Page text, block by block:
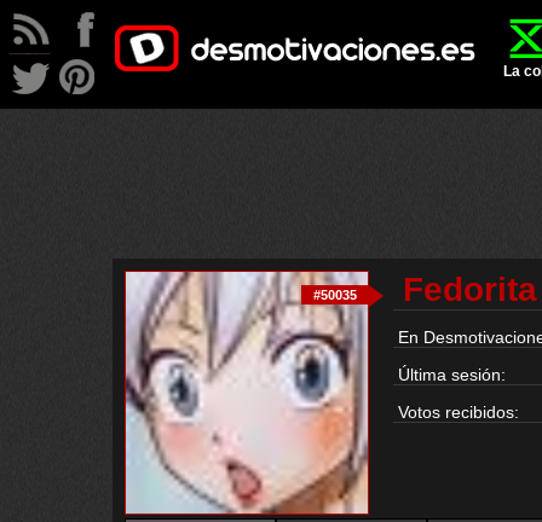
La
#50035 Fedorita
En
Última sesión:
Votos recibidos: